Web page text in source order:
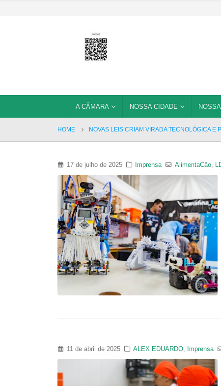
A CÂMARA NOSSA CIDADE
HOME NOVAS LEIS CRIAM VIRADA TECNOLÓGICA E
17 de julho de 2025 Imprensa AlimentaCão,
11 de abril de 2025 ALEX EDUARDO, Imprensa